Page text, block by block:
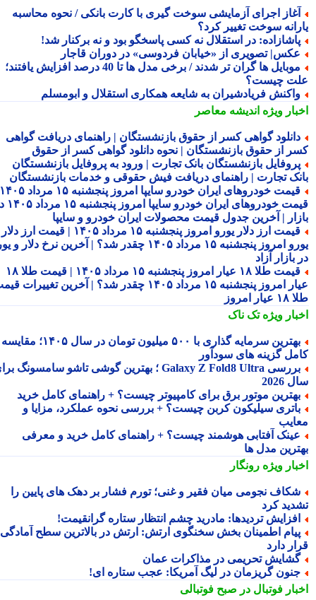
اجرای آزمایشی سوخت گیری با کارت بانکی / نحوه محاسبه
سوخت تغییر کرد؟
در استقلال نه کسی پاسخگو بود و نه برکنار شد!
تصویری از «خیابان فردوسی» در دوران قاجار
موبایل ها گران تر شدند / برخی مدل ها تا 40 درصد افزایش یافتند؛
چیست؟
فریادشیران به شایعه همکاری استقلال و ابومسلم
ویژهاندیشه معاصر
گواهی کسر از حقوق بازنشستگان | راهنمای دریافت گواهی
از حقوق بازنشستگان | نحوه دانلود گواهی کسر از حقوق
بازنشستگان بانک تجارت | ورود به پروفایل بازنشستگان
تجارت | راهنمای دریافت فیش حقوقی و خدمات بازنشستگان
قیمت خودروهای ایران خودرو سایپا امروز پنجشنبه ۱۵ مرداد ۱۴۰۵ |
قیمت خودروهای ایران خودرو سایپا امروز پنجشنبه ۱۵ مرداد ۱۴۰۵ در
| آخرین جدول قیمت محصولات ایران خودرو و سایپا
قیمت ارز دلار یورو امروز پنجشنبه ۱۵ مرداد ۱۴۰۵ | قیمت ارز دلار
یورو امروز پنجشنبه ۱۵ مرداد ۱۴۰۵ چقدر شد؟ | آخرین نرخ دلار و یورو
آزاد
قیمت طلا ۱۸ عیار امروز پنجشنبه ۱۵ مرداد ۱۴۰۵ | قیمت طلا ۱۸
عیار امروز پنجشنبه ۱۵ مرداد ۱۴۰۵ چقدر شد؟ | آخرین تغییرات قیمت
امروز
ویژهتک ناک
بهترین سرمایه گذاری با ۵۰۰ میلیون تومان در سال ۱۴۰۵؛ مقایسه
گزینه های سودآور
بررسی Galaxy Z Fold8 Ultra ؛ بهترین گوشی تاشو سامسونگ برای
2026
موتور برق برای کامپیوتر چیست؟ + راهنمای کامل خرید
سیلیکون کربن چیست؟ + بررسی نحوه عملکرد، مزایا و
آفتابی هوشمند چیست؟ + راهنمای کامل خرید و معرفی
مدل ها
ویژهرونگار
نجومی میان فقیر و غنی؛ تورم فشار بر دهک های پایین را
کرد
تردیدها: مادرید چشم انتظار ستاره گرانقیمت!
اطمینان بخش سخنگوی ارتش: ارتش در بالاترین سطح آمادگی
دارد
تحریمی در مذاکرات عمان
گریزمان در لیگ آمریکا: عجب ستاره ای!
فوتبال در صبح فوتبالی